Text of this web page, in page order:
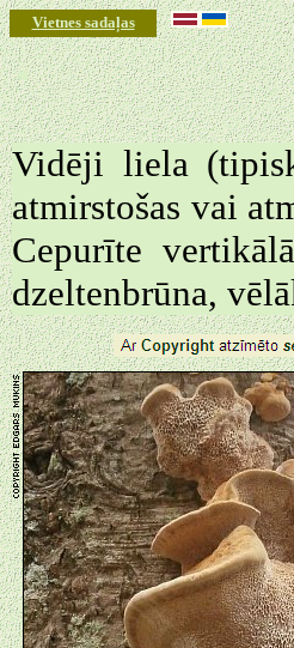
Vietnes sadaļas
◄
Vidēji liela
atmirstošas vai
Cepurīte
dzeltenbrūna,